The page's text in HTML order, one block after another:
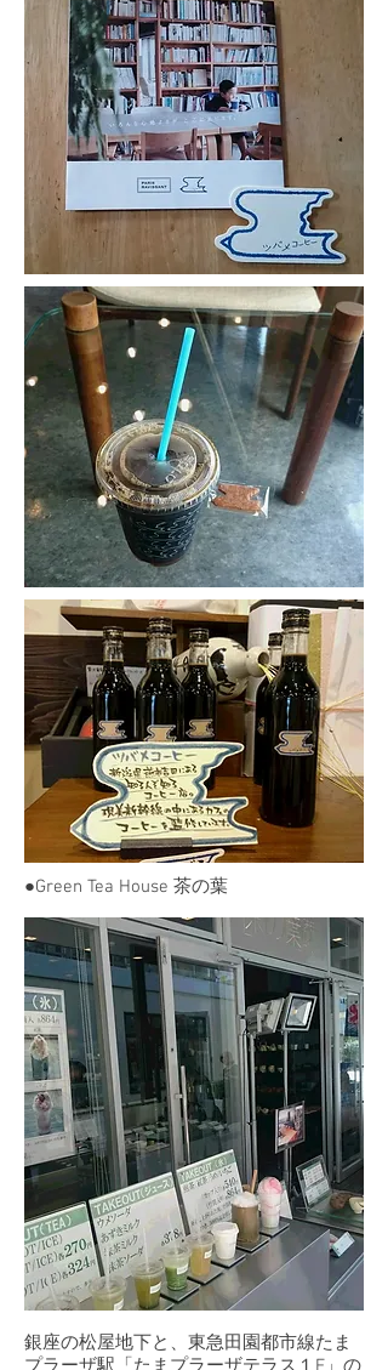
銀座の松屋地下と、東急田園都市線たま
​●Green Tea House 茶の葉